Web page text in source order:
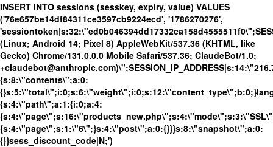
INSERT INTO sessions (sesskey, expiry, value) VALUES
('76e657be14df84311ce3597cb9224ecd', '1786270276',
(Linux; Android 14; Pixel 8) AppleWebKit/537.36 (KHTML, like
Gecko) Chrome/131.0.0.0 Mobile Safari/537.36; ClaudeBot/1.0;
{s:8:\"contents\";a:0:
{s:4:\"path\";a:1:{i:0;a:4:
{s:4:\"page\";s:1:\"6\";}s:4:\"post\";a:0:{}}}s:8:\"snapshot\";a:0:
{}}sess_discount_code|N;')